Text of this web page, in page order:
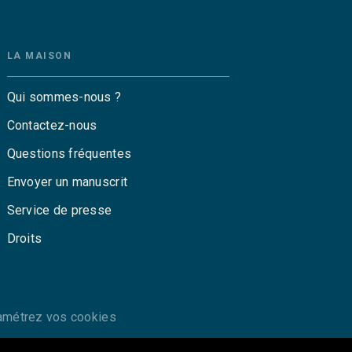
LA MAISON
Qui sommes-nous ?
Contactez-nous
Questions fréquentes
Envoyer un manuscrit
Service de presse
Droits
vos cookies